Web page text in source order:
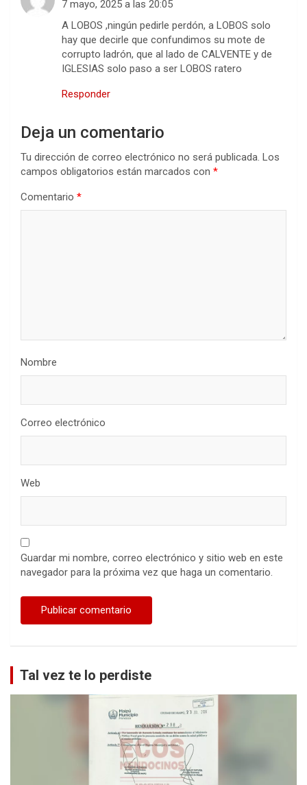
7 mayo, 2025 a las 20:05
A LOBOS ,ningún pedirle perdón, a LOBOS solo
hay que decirle que confundimos su mote de
corrupto ladrón, que al lado de CALVENTE y de
IGLESIAS solo paso a ser LOBOS ratero
Responder
Deja un comentario
Tu dirección de correo electrónico no será publicada. Los
campos obligatorios están marcados con *
Comentario *
Nombre
Correo electrónico
Web
Guardar mi nombre, correo electrónico y sitio web en este
navegador para la próxima vez que haga un comentario.
Tal vez te lo perdiste